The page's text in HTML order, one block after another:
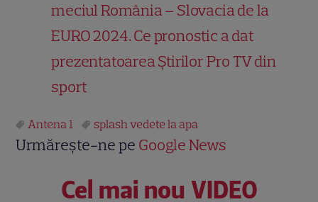
meciul România – Slovacia de la
EURO 2024. Ce pronostic a dat
prezentatoarea Știrilor Pro TV din
sport
Antena 1 splash vedete la apa
Urmărește-ne pe Google News
Cel mai nou VIDEO